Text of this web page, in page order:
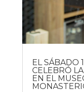
EL SÁBADO
CELEBRÓ
EN EL